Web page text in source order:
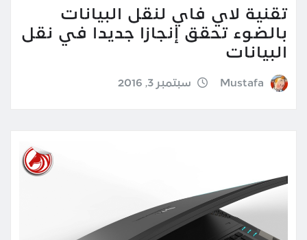
تقنية لاي فاي لنقل البيانات
بالضوء تحقق إنجازا جديدا في نقل
البيانات
Mustafa سبتمبر 3, 2016